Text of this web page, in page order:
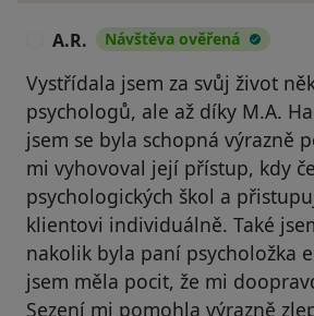
A.R. Návštěva ověřená
Vystřídala jsem za svůj život
psychologů, ale až díky M.A.
jsem se byla schopná výrazně
mi vyhovoval její přístup, kdy
psychologických škol a
klientovi individuálně. Také
nakolik byla paní psycholožka
jsem měla pocit, že mi
Sezení mi pomohla výrazně